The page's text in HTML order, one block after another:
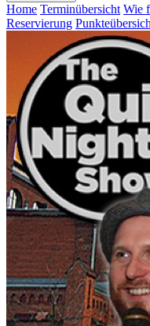
Home Terminübersicht Wie
Reservierung